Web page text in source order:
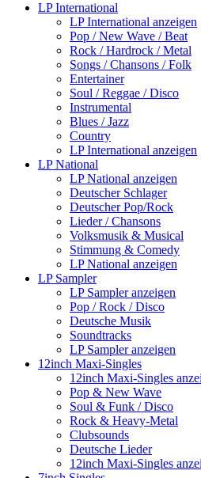
LP International
LP International anzeigen
Pop / New Wave / Beat
Rock / Hardrock / Metal
Songs / Chansons / Folk
Entertainer
Soul / Reggae / Disco
Instrumental
Blues / Jazz
Country
LP International anzeigen
LP National
LP National anzeigen
Deutscher Schlager
Deutscher Pop/Rock
Lieder / Chansons
Volksmusik & Musical
Stimmung & Comedy
LP National anzeigen
LP Sampler
LP Sampler anzeigen
Pop / Rock / Disco
Deutsche Musik
Soundtracks
LP Sampler anzeigen
12inch Maxi-Singles
12inch Maxi-Singles
Pop & New Wave
Soul & Funk / Disco
Rock & Heavy-Metal
Clubsounds
Deutsche Lieder
12inch Maxi-Singles